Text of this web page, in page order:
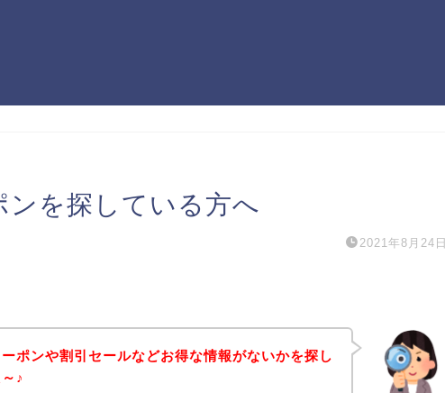
ンを探している方へ
2021年8月24日
ポンや割引セールなどお得な情報がないかを探し
♪